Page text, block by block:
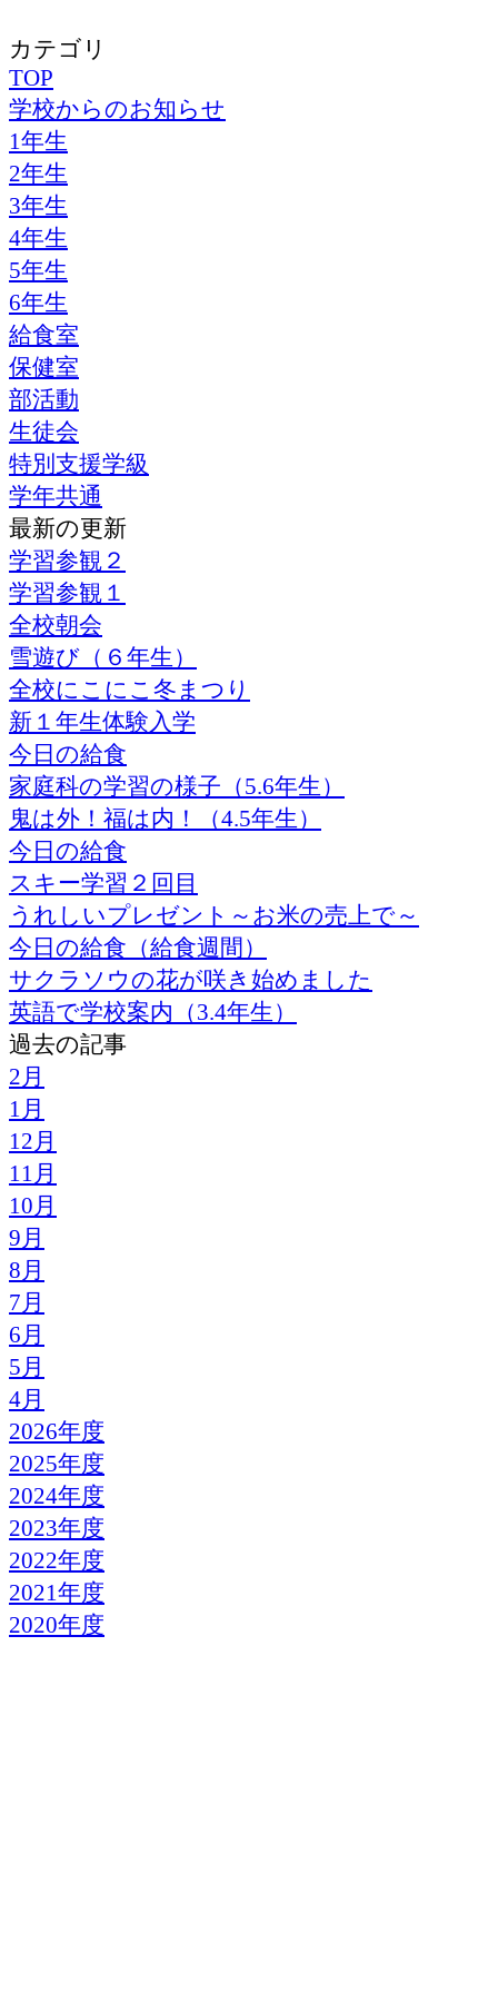
カテゴリ
TOP
学校からのお知らせ
1年生
2年生
3年生
4年生
5年生
6年生
給食室
保健室
部活動
生徒会
特別支援学級
学年共通
最新の更新
学習参観２
学習参観１
全校朝会
雪遊び（６年生）
全校にこにこ冬まつり
新１年生体験入学
今日の給食
家庭科の学習の様子（5.6年生）
鬼は外！福は内！（4.5年生）
今日の給食
スキー学習２回目
うれしいプレゼント～お米の売上で～
今日の給食（給食週間）
サクラソウの花が咲き始めました
英語で学校案内（3.4年生）
過去の記事
2月
1月
12月
11月
10月
9月
8月
7月
6月
5月
4月
2026年度
2025年度
2024年度
2023年度
2022年度
2021年度
2020年度